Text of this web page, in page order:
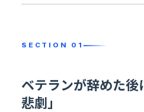
ベテランが辞めた
悲劇」